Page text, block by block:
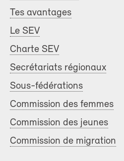
Tes avantages
Le SEV
Charte SEV
Secrétariats régionaux
Sous-fédérations
Commission des femmes
Commission des jeunes
Commission de migration